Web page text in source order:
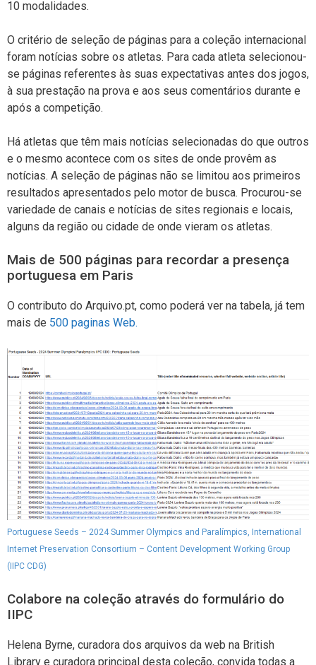
10 modalidades.
O critério de seleção de páginas para a coleção internacional
foram notícias sobre os atletas. Para cada atleta selecionou-
se páginas referentes às suas expectativas antes dos jogos,
à sua prestação na prova e aos seus comentários durante e
após a competição.
Há atletas que têm mais notícias selecionadas do que outros
e o mesmo acontece com os sites de onde provêm as
notícias. A seleção de páginas não se limitou aos primeiros
resultados apresentados pelo motor de busca. Procurou-se
variedade de canais e notícias de sites regionais e locais,
alguns da região ou cidade de onde vieram os atletas.
Mais de 500 páginas para recordar a presença
portuguesa em Paris
O contributo do Arquivo.pt, como poderá ver na tabela, já tem
mais de 500 paginas Web.
Portuguese Seeds – 2024 Summer Olympics and Paralímpics, International
Internet Preservation Consortium – Content Development Working Group
(IIPC CDG)
Colabore na coleção através do formulário do
IIPC
Helena Byrne, curadora dos arquivos da web na British
Library e curadora principal desta coleção, convida todas a